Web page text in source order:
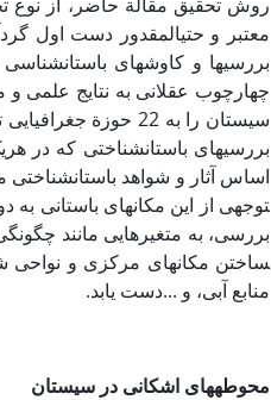
معتبر و حتی­المقدور دست اول
بررسی­ها و کاوش­های
چهارچوب عقلانی به نتایج علمی
بررسی­های باستان­شناختی که در
توجهی از این مکان­های باستانی به
ساختن مکان­های مرکزی و نواحی
منابع آبی، و ...دست یابد.
محوطه­های اشکانی در سیستان